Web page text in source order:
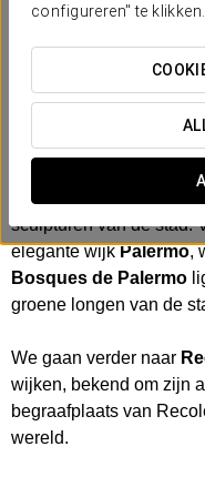
configureren" te klikken.
Ontdek de schoonheid
een complete
Vertrekkend vanuit het
de
sculpturen van de stad.
elegante wijkPalermo,
Bosques de Palermo
groene longen van de
We gaan verder naar
wijken, bekend om zijn
begraafplaats van
wereld.